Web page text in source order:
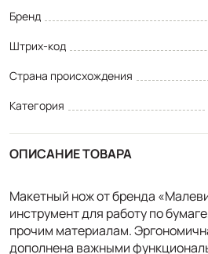
Бренд
Штрих-код
Страна происхождения
Категория
ОПИСАНИЕ ТОВАРА
Макетный нож от бренда
инструмент для работу по
прочим материалам.
дополнена важными